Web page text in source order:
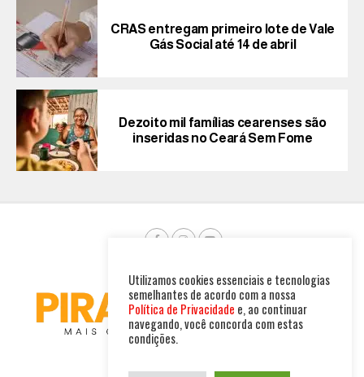
CRAS entregam primeiro lote de Vale
Gás Social até 14 de abril
Dezoito mil famílias cearenses são
inseridas no Ceará Sem Fome
Utilizamos cookies essenciais e tecnologias
semelhantes de acordo com a nossa
Política de Privacidade e, ao continuar
navegando, você concorda com estas
condições.